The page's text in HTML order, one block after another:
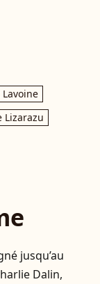
Lizarazu
jusqu’au
Dalin,